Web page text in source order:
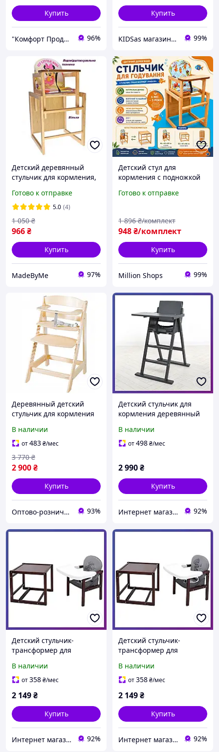
Купить
"Комфорт Продукт" 96%
Купить
KIDSas магазин-діскаунт дитячих товарів 99%
Детский деревянный
стульчик для кормления,
"My little girl".
Готово к отправке
5.0 (4)
966₴
1 050 ₴
Купить
MadeByMe 97%
Детский стул для
кормления с подножкой
деревянный стульчик для
трансформер 46x43x89 см
Готово к отправке
948₴/комплект
1 896 ₴/комплект
Купить
Million Shops 99%
Деревянный детский
стульчик для кормления
регулируемый 7562-N
В наличии
от483₴/мес
2 900₴
3 770 ₴
Купить
Оптово-розничный интернет-магазин "SmartBuyOnline" 93%
Детский стульчик для
кормления деревянный
В наличии
от498₴/мес
2 990₴
Купить
Интернет магазин детских товаров и товаров для дома "Твой Киндер" 92%
Детский стульчик-
трансформер для
Babyroom Винни-220
Серый Мишка с
В наличии
от358₴/мес
2 149₴
Купить
Интернет магазин детских товаров и товаров для дома "Твой Киндер" 92%
Детский стульчик-
трансформер для
Babyroom Винни-220
Серый Мишка и звезда
В наличии
от358₴/мес
2 149₴
Купить
Интернет магазин детских товаров и товаров для дома "Твой Киндер" 92%